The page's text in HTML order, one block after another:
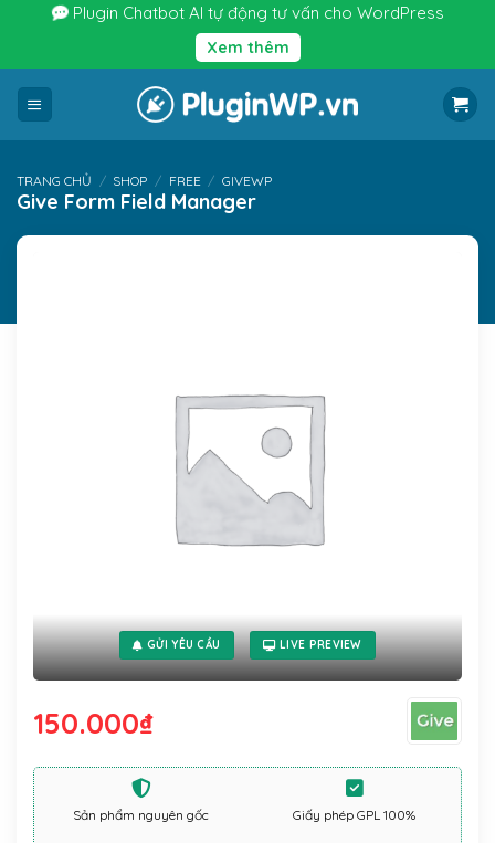
nội
dung
Plugin Chatbot AI tự động tư vấn cho WordPress
Xem thêm
TRANG CHỦ / SHOP / FREE / GIVEWP
Give Form Field Manager
GỬI YÊU CẦU LIVE PREVIEW
150.000₫
Sản phẩm nguyên gốc Giấy phép GPL 100%